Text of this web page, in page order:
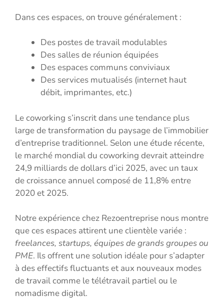
Dans ces espaces, on trouve généralement :
Des postes de travail modulables
Des salles de réunion équipées
Des espaces communs conviviaux
Des services mutualisés (internet haut
débit, imprimantes, etc.)
Le coworking s’inscrit dans une tendance plus
large de transformation du paysage de l’immobilier
d’entreprise traditionnel. Selon une étude récente,
le marché mondial du coworking devrait atteindre
24,9 milliards de dollars d’ici 2025, avec un taux
de croissance annuel composé de 11,8% entre
2020 et 2025.
Notre expérience chez Rezoentreprise nous montre
que ces espaces attirent une clientèle variée :
freelances, startups, équipes de grands groupes ou
PME. Ils offrent une solution idéale pour s’adapter
à des effectifs fluctuants et aux nouveaux modes
de travail comme le télétravail partiel ou le
nomadisme digital.